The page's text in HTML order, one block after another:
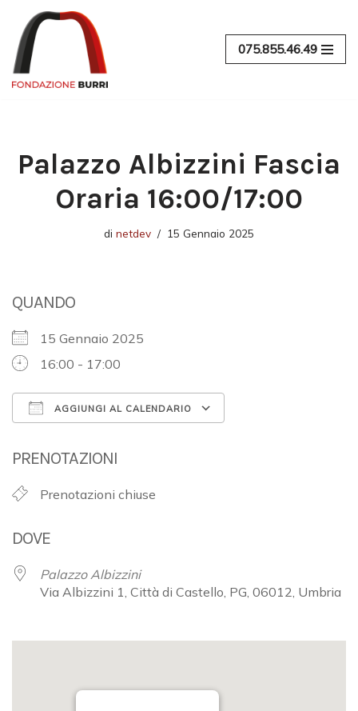
Vai
al
contenuto
075.855.46.49
Palazzo Albizzini Fascia
Oraria 16:00/17:00
di netdev 15 Gennaio 2025
QUANDO
15 Gennaio 2025
16:00 - 17:00
AGGIUNGI AL CALENDARIO
PRENOTAZIONI
Prenotazioni chiuse
DOVE
Palazzo Albizzini
Via Albizzini 1, Città di Castello, PG, 06012, Umbria